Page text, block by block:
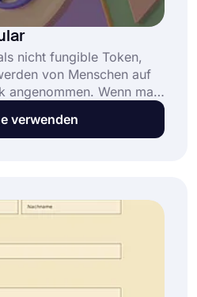
nicht fungible Token,
von Menschen auf
angenommen. Wenn man
und welche Rolle sie in
spielen werden, ist es
Umgebung zu
Indem Sie ein
können Sie Ihre
online stellen.
verwenden